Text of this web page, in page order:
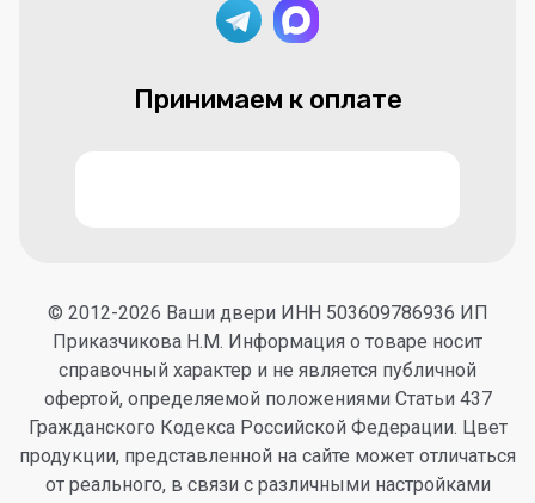
Принимаем к оплате
© 2012-2026 Ваши двери ИНН 503609786936 ИП
Приказчикова Н.М. Информация о товаре носит
справочный характер и не является публичной
офертой, определяемой положениями Статьи 437
Гражданского Кодекса Российской Федерации. Цвет
продукции, представленной на сайте может отличаться
от реального, в связи с различными настройками